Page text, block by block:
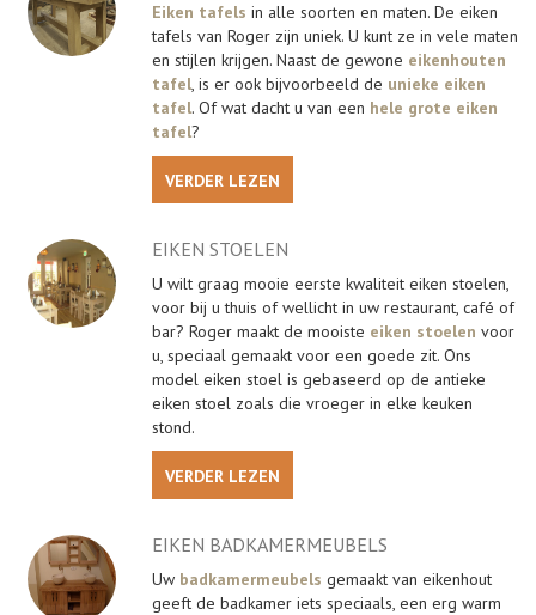
Eiken tafels in alle soorten en maten. De eiken
tafels van Roger zijn uniek. U kunt ze in vele maten
en stijlen krijgen. Naast de gewone eikenhouten
tafel, is er ook bijvoorbeeld de unieke eiken
tafel. Of wat dacht u van een hele grote eiken
tafel?
VERDER LEZEN
EIKEN STOELEN
U wilt graag mooie eerste kwaliteit eiken stoelen,
voor bij u thuis of wellicht in uw restaurant, café of
bar? Roger maakt de mooiste eiken stoelen voor
u, speciaal gemaakt voor een goede zit. Ons
model eiken stoel is gebaseerd op de antieke
eiken stoel zoals die vroeger in elke keuken
stond.
VERDER LEZEN
EIKEN BADKAMERMEUBELS
Uw badkamermeubels gemaakt van eikenhout
geeft de badkamer iets speciaals, een erg warm